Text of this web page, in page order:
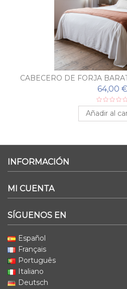
CABECERO DE FORJA
64,00 €
Añadir al
INFORMACIÓN
MI CUENTA
SÍGUENOS EN
Español
Français
Português
Italiano
Deutsch